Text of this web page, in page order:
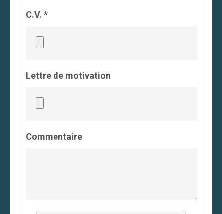
C.V. *
Lettre de motivation
Commentaire